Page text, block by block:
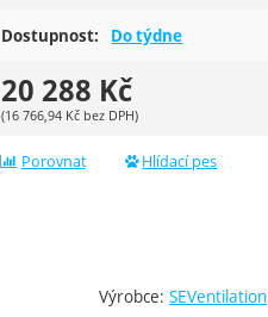
Dostupnost: Do týdne
20 288 Kč
(16 766,94 Kč bez DPH)
Porovnat Hlídací pes
Výrobce: SEVentilation